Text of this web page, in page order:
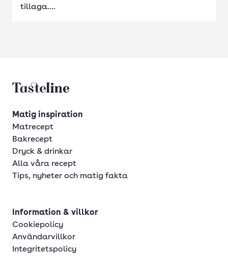
tillaga....
Tasteline startsida
Matig inspiration
Matrecept
Bakrecept
Dryck & drinkar
Alla våra recept
Tips, nyheter och matig fakta
Information & villkor
Cookiepolicy
Användarvillkor
Integritetspolicy